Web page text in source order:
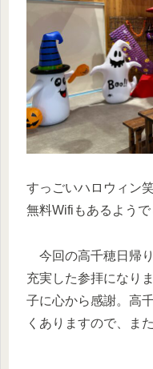
すっごいハロウィン
無料Wifiもあるようで
今回の高千穂日帰
充実した参拝になり
子に心から感謝。高
くありますので、ま